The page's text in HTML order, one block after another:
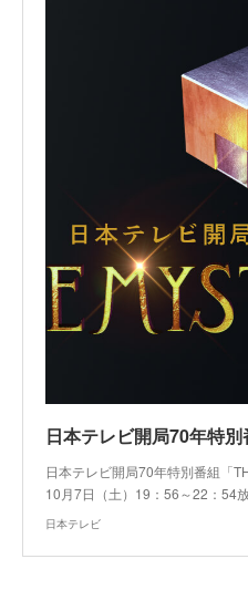
日本テレビ開局70年特
日本テレビ開局70年特別番組「
10月7日（土）19：56～22：54
日本テレビ